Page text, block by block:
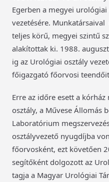
Egerben a megyei
vezetésére.
teljes körű, megyei szintű
alakítottak ki. 1988.
ig az Urológiai osztály
főigazgató főorvosi
Erre az időre esett a
osztály, a Művese Állomás
Laboratórium
osztályvezető nyugdíjba
főorvosként, ezt követően
segítőként dolgozott az
tagja a Magyar Urológiai